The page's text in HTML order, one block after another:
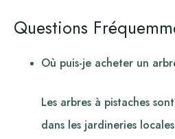
Questions
Où puis-je acheter un
Les arbres à pistaches
dans les jardineries